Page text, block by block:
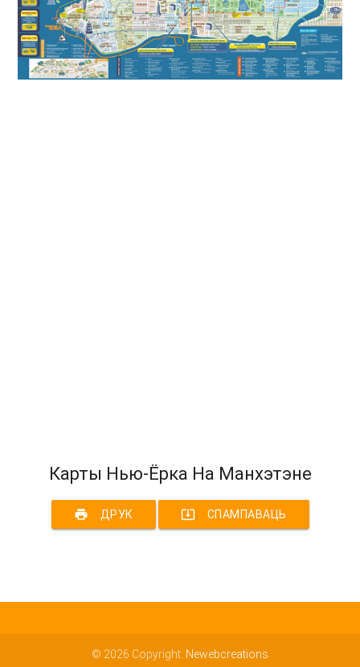
Карты Нью-Ёрка На Манхэтэне
print ДРУК system_update_alt СПАМПАВАЦЬ
© 2026 Copyright: Newebcreations